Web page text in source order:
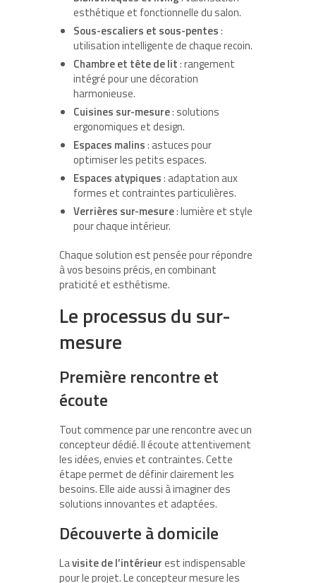
esthétique et fonctionnelle du salon.
Sous-escaliers et sous-pentes:
utilisation intelligente de chaque recoin.
Chambre et tête de lit: rangement
intégré pour une décoration
harmonieuse.
Cuisines sur-mesure: solutions
ergonomiques et design.
Espaces malins: astuces pour
optimiser les petits espaces.
Espaces atypiques: adaptation aux
formes et contraintes particulières.
Verrières sur-mesure: lumière et style
pour chaque intérieur.
Chaque solution est pensée pour répondre
à vos besoins précis, en combinant
praticité et esthétisme.
Le processus du sur-
mesure
Première rencontre et
écoute
Tout commence par une rencontre avec un
concepteur dédié. Il écoute attentivement
les idées, envies et contraintes. Cette
étape permet de définir clairement les
besoins. Elle aide aussi à imaginer des
solutions innovantes et adaptées.
Découverte à domicile
Lavisite de l’intérieurest indispensable
pour le projet. Le concepteur mesure les